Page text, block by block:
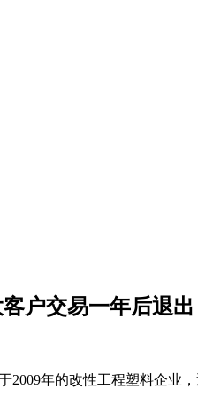
户交易一年后退
年的改性工程塑料企业